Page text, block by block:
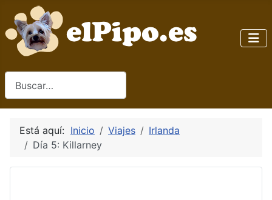
Está aquí: Inicio Viajes
Irlanda
Día 5: Killarney